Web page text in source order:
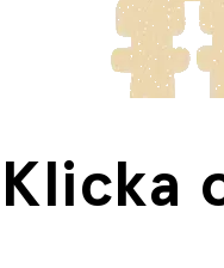
Fri frakt när du
Klicka